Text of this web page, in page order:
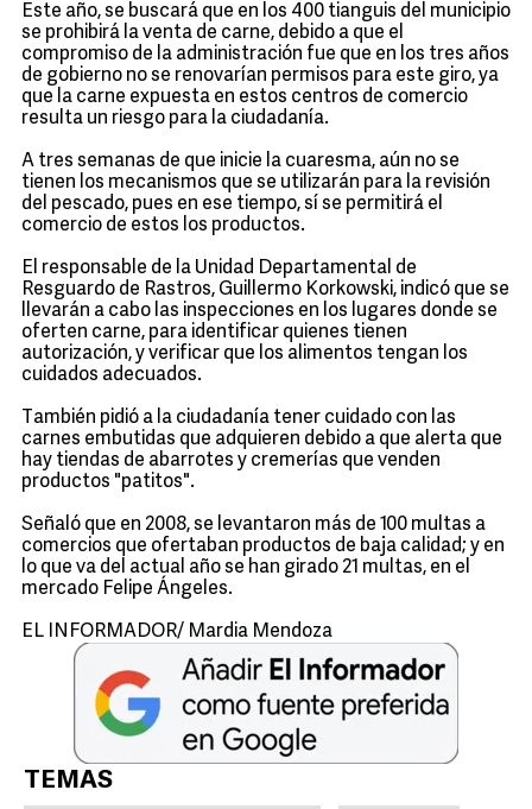
Este año, se buscará que en los 400 tianguis del municipio
se prohibirá la venta de carne, debido a que el
compromiso de la administración fue que en los tres años
de gobierno no se renovarían permisos para este giro, ya
que la carne expuesta en estos centros de comercio
resulta un riesgo para la ciudadanía.
A tres semanas de que inicie la cuaresma, aún no se
tienen los mecanismos que se utilizarán para la revisión
del pescado, pues en ese tiempo, sí se permitirá el
comercio de estos los productos.
El responsable de la Unidad Departamental de
Resguardo de Rastros, Guillermo Korkowski, indicó que se
llevarán a cabo las inspecciones en los lugares donde se
oferten carne, para identificar quienes tienen
autorización, y verificar que los alimentos tengan los
cuidados adecuados.
También pidió a la ciudadanía tener cuidado con las
carnes embutidas que adquieren debido a que alerta que
hay tiendas de abarrotes y cremerías que venden
productos "patitos".
Señaló que en 2008, se levantaron más de 100 multas a
comercios que ofertaban productos de baja calidad; y en
lo que va del actual año se han girado 21 multas, en el
mercado Felipe Ángeles.
EL INFORMADOR/ Mardia Mendoza
TEMAS